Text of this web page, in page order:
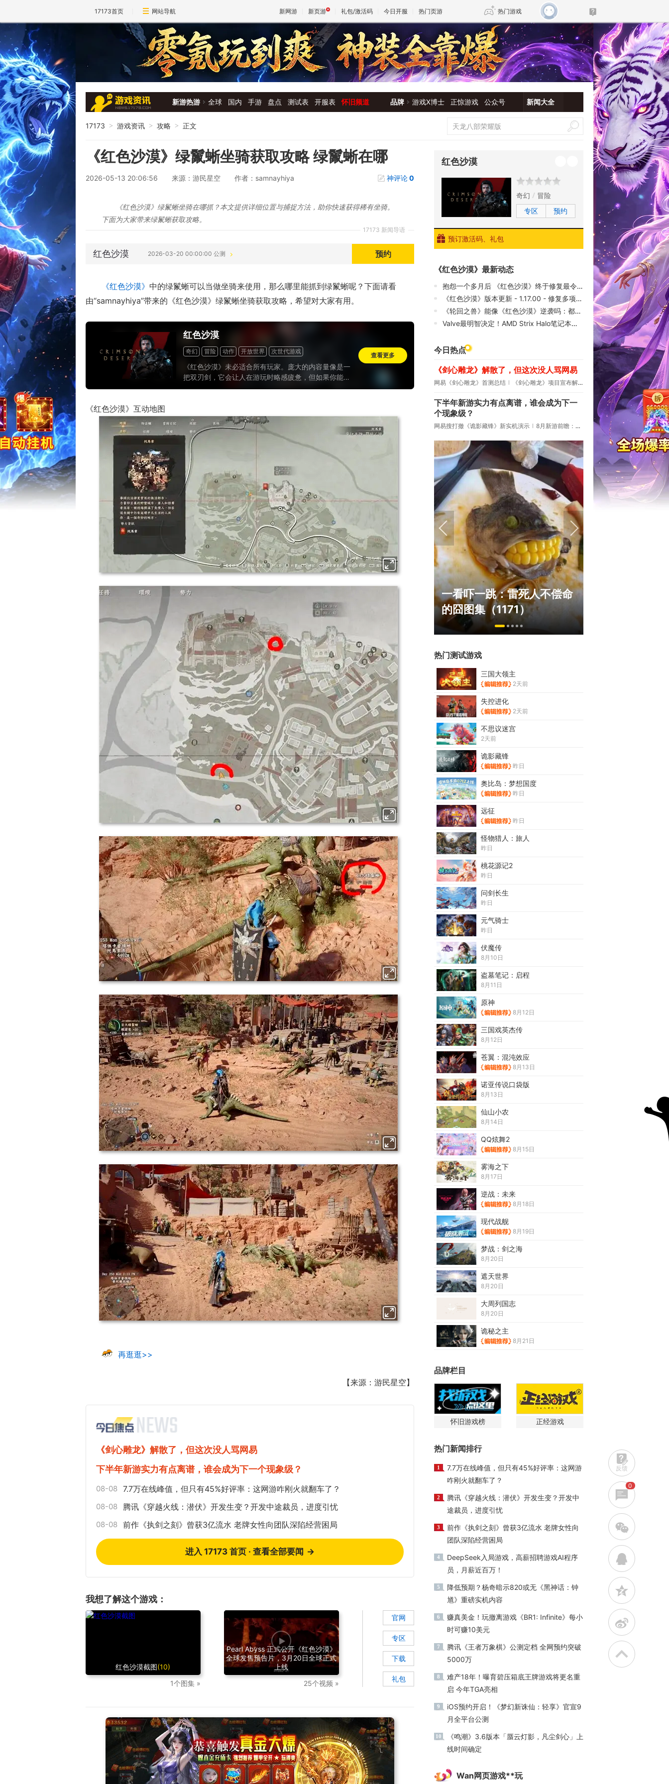
17173首页 网站导航 新网游 新页游 礼包/激活码 今日开服 热门页游 热门游戏
魔兽 DNF 传奇4
新游热游 全球 国内 手游 盘点 测试表 开服表 怀旧频道 品牌 游戏X博士 正惊游戏 公众号 新闻大全
17173 > 游戏资讯 > 攻略 > 正文
《红色沙漠》绿鬣蜥坐骑获取攻略 绿鬣蜥在哪
2026-05-13 20:06:56 来源：游民星空 作者：samnayhiya 神评论0
17173 新闻导语
《红色沙漠》绿鬣蜥坐骑在哪抓？本文提供详细位置与捕捉方法，助你快速获得稀有坐骑。
下面为大家带来绿鬣蜥获取攻略。
红色沙漠 2026-03-20 00:00:00 公测 预约
《红色沙漠》 中的绿鬣蜥可以当做坐骑来使用，那么哪里能抓到绿鬣蜥呢？下面请看
由“samnayhiya”带来的《红色沙漠》绿鬣蜥坐骑获取攻略，希望对大家有用。
红色沙漠
奇幻 冒险 动作 开放世界 次世代游戏
《红色沙漠》未必适合所有玩家。庞大的内容量像是一
把双刃剑，它会让人在游玩时略感疲惫，但如果你能接
受它庞大的内容体量，又或是想找个能充分打发时间
查看更多
《红色沙漠》互动地图
再逛逛>>
【来源：游民星空】
《剑心雕龙》解散了，但这次没人骂网易
下半年新游实力有点离谱，谁会成为下一个现象级？
08-08 7.7万在线峰值，但只有45%好评率：这网游咋刚火就翻车了？
08-08 腾讯《穿越火线：潜伏》开发生变？开发中途裁员，进度引忧
08-08 前作《执剑之刻》曾获3亿流水 老牌女性向团队深陷经营困局
进入 17173 首页 · 查看全部要闻 →
我想了解这个游戏：
红色沙漠截图(10)
1个图集 »
Pearl Abyss 正式公开《红色沙漠》
全球发售预告片，3月20日全球正式
上线
25个视频 »
官网
专区
下载
礼包
红色沙漠
奇幻
冒险
专区
预约
预订激活码、礼包
《红色沙漠》最新动态
抱怨一个多月后 《红色沙漠》终于修复最令人恼火的BUG
《红色沙漠》版本更新 - 1.17.00 - 修复多项任务与功能异常
《轮回之兽》能像《红色沙漠》逆袭吗：都是IGN 6分
Valve最明智决定！AMD Strix Halo笔记本运行SteamOS实测：1440p 3A稳跑60帧
今日热点
《剑心雕龙》解散了，但这次没人骂网易
网易《剑心雕龙》首测总结 《剑心雕龙》项目宣布解散
下半年新游实力有点离谱，谁会成为下一
个现象级？
网易搜打撤《诡影藏锋》新实机演示 8月新游前瞻：《诡秘之主》领衔
爆开启
一看吓一跳：雷死人不偿命
的囧图集（1171）
热门测试游戏
三国大领主
2天前
失控进化
2天前
不思议迷宫
2天前
诡影藏锋
昨日
奥比岛：梦想国度
昨日
远征
昨日
怪物猎人：旅人
昨日
桃花源记2
昨日
问剑长生
昨日
元气骑士
昨日
伏魔传
8月10日
盗墓笔记：启程
8月11日
原神
8月12日
三国戏英杰传
8月12日
苍翼：混沌效应
8月13日
诺亚传说口袋版
8月13日
仙山小农
8月14日
QQ炫舞2
8月15日
雾海之下
8月17日
逆战：未来
8月18日
现代战舰
8月19日
梦战：剑之海
8月20日
遮天世界
8月20日
大周列国志
8月20日
诡秘之主
8月21日
品牌栏目
怀旧游戏榜 正经游戏
热门新闻排行
1
7.7万在线峰值，但只有45%好评率：这网游
咋刚火就翻车了？
2
腾讯《穿越火线：潜伏》开发生变？开发中
途裁员，进度引忧
3
前作《执剑之刻》曾获3亿流水 老牌女性向
团队深陷经营困局
4
DeepSeek入局游戏，高薪招聘游戏AI程序
员，月薪近百万！
5
降低预期？杨奇暗示820或无《黑神话：钟
馗》重磅实机内容
6
赚真美金！玩撤离游戏《BR1: Infinite》每小
时可赚10美元
7
腾讯《王者万象棋》公测定档 全网预约突破
5000万
8
难产18年！曝育碧压箱底王牌游戏将更名重
启 今年TGA亮相
9
iOS预约开启！《梦幻新诛仙：轻享》官宣9
月全平台公测
10
《鸣潮》3.6版本「蜃云灯影，凡尘剑心」上
线时间确定
Wan网页游戏**玩
反馈
0
w
q
z
t